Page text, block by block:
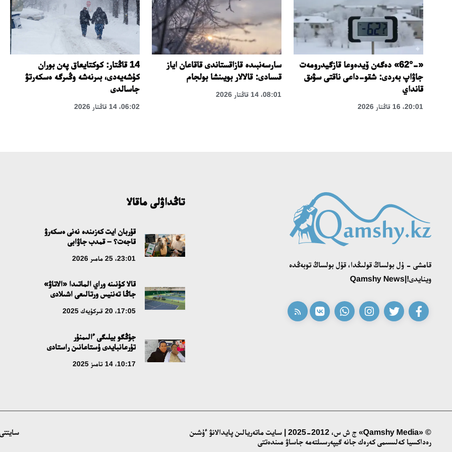
«-62°» دەگەن ۆيدەوعا قازگيدرومەت
جاۋاپ بەردى: شقو-داعى ناقتى سۋىق
قانداي
20:01، 16 قاڭتار 2026
سارسەنبىدە قازاقستاندى قاقاعان اياز
قىسادى: قالالار بويىنشا بولجام
08:01، 14 قاڭتار 2026
14 قاڭتار: كوكتايعاق پەن بوران
كۇشەيەدى، بىرنەشە وڭىرگە ەسكەرتۋ
جاسالدى
06:02، 14 قاڭتار 2026
قامشى - ۇل بولساڭ قولىڭدا، قۇل بولساڭ توبەڭدە
وينايدى!|Qamshy News
تاڭداۋلى ماقالا
قۇربان ايت كەزىندە نەنى ەسكەرۋ
قاجەت؟ – قمدب جاۋابى
23:01، 25 مامىر 2026
قالا كۇنىنە وراي الماتىدا «الاتاۋ»
جاڭا تەننيس ورتالىعى اشىلادى
17:05، 20 قىركۇيەك 2025
جۇڭگو بيلىگى ءالىمنۇر
تۇرعانبايدى ۇستاعانىن راستادى
10:17، 14 تامىز 2025
© «Qamshy Media» ج ش س، 2012-2025 | سايت ماتەريالىن پايدالانۋ ءۇشىن
رەداكسيا كەلىسىمى كەرەك جانە گيپەرسىلتەمە جاساۋ مىندەتتى